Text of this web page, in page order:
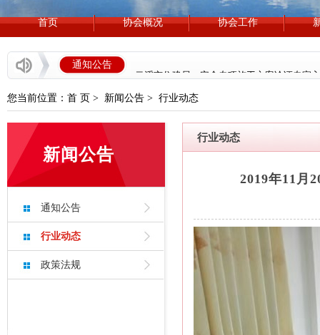
首页 协会概况 协会工作
通知公告
罗定市泷穗建设有限公司
云浮市住建局：安全专项施工方案论证专家
转发关于征集完善云浮市房屋市政工程危险
云浮市房屋工程安全生产标准化工地评价申
罗定市泷穗建设有限公司
广东筠诚建筑科技有限公司
云浮市住建局：安全专项施工方案论证专
转发关于征集完善云浮市房屋市政工程
云浮市市政工程高质量水平评价办法 （
云浮市房屋工程安全生产标准化工地评价
您当前位置： 首 页 > 新闻公告 > 行业动态
新闻公告
通知公告
行业动态
政策法规
行业动态
2019年11月